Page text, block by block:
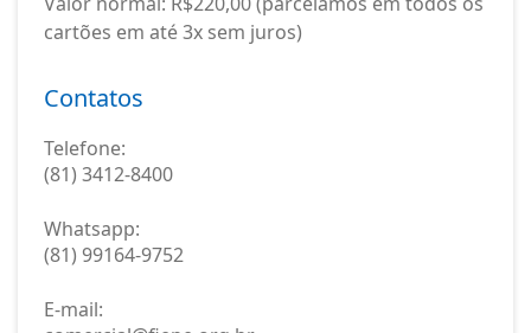
cartões em até 3x sem juros)
Contatos
Telefone:
(81) 3412-8400
Whatsapp:
(81) 99164-9752
E-mail: